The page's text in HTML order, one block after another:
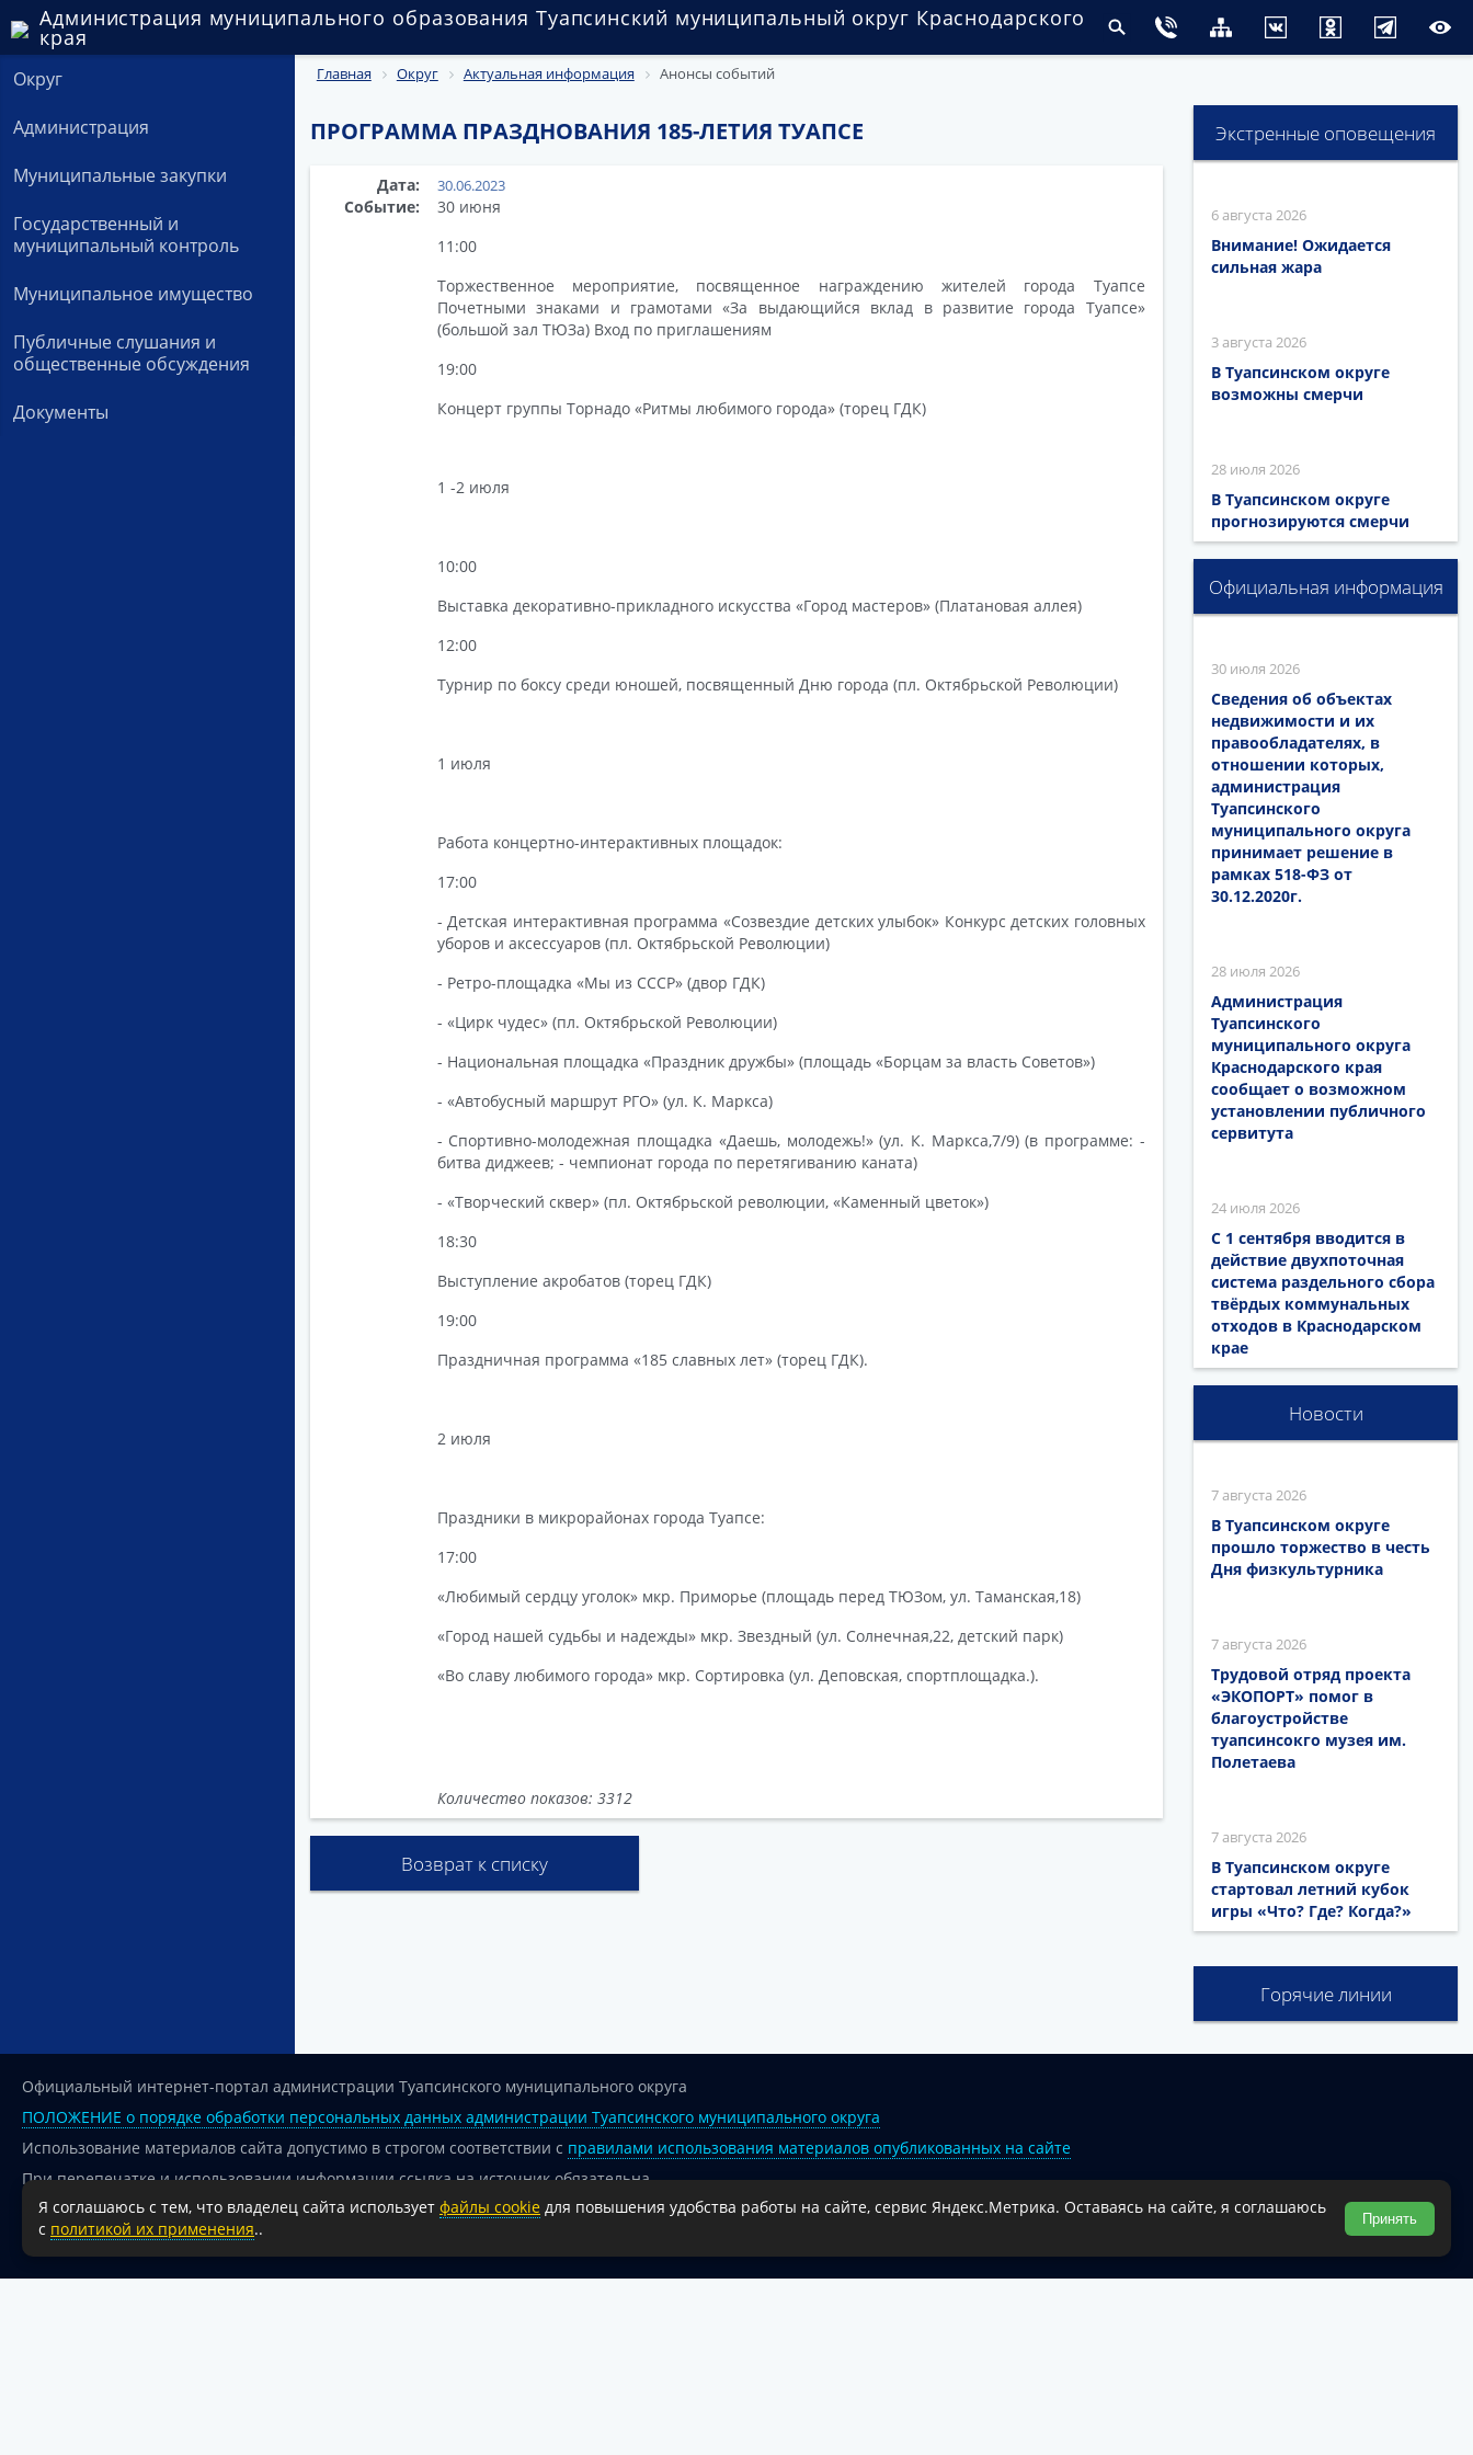
Администрация муниципального образования Туапсинский муниципальный округ Краснодарского
края
Округ
Администрация
Муниципальные закупки
Государственный и
муниципальный контроль
Муниципальное имущество
Публичные слушания и
общественные обсуждения
Документы
Главная Округ Актуальная информация Анонсы событий
ПРОГРАММА ПРАЗДНОВАНИЯ 185-ЛЕТИЯ ТУАПСЕ
Дата: 30.06.2023
Событие:
30 июня
11:00
Торжественное мероприятие, посвященное награждению жителей города Туапсе
Почетными знаками и грамотами «За выдающийся вклад в развитие города Туапсе»
(большой зал ТЮЗа) Вход по приглашениям
19:00
Концерт группы Торнадо «Ритмы любимого города» (торец ГДК)
1 -2 июля
10:00
Выставка декоративно-прикладного искусства «Город мастеров» (Платановая аллея)
12:00
Турнир по боксу среди юношей, посвященный Дню города (пл. Октябрьской Революции)
1 июля
Работа концертно-интерактивных площадок:
17:00
- Детская интерактивная программа «Созвездие детских улыбок» Конкурс детских головных
уборов и аксессуаров (пл. Октябрьской Революции)
- Ретро-площадка «Мы из СССР» (двор ГДК)
- «Цирк чудес» (пл. Октябрьской Революции)
- Национальная площадка «Праздник дружбы» (площадь «Борцам за власть Советов»)
- «Автобусный маршрут РГО» (ул. К. Маркса)
- Спортивно-молодежная площадка «Даешь, молодежь!» (ул. К. Маркса,7/9) (в программе: -
битва диджеев; - чемпионат города по перетягиванию каната)
- «Творческий сквер» (пл. Октябрьской революции, «Каменный цветок»)
18:30
Выступление акробатов (торец ГДК)
19:00
Праздничная программа «185 славных лет» (торец ГДК).
2 июля
Праздники в микрорайонах города Туапсе:
17:00
«Любимый сердцу уголок» мкр. Приморье (площадь перед ТЮЗом, ул. Таманская,18)
«Город нашей судьбы и надежды» мкр. Звездный (ул. Солнечная,22, детский парк)
«Во славу любимого города» мкр. Сортировка (ул. Деповская, спортплощадка.).
Количество показов: 3312
Возврат к списку
Экстренные оповещения
6 августа 2026
Внимание! Ожидается
сильная жара
3 августа 2026
В Туапсинском округе
возможны смерчи
28 июля 2026
В Туапсинском округе
прогнозируются смерчи
Официальная информация
30 июля 2026
Сведения об объектах
недвижимости и их
правообладателях, в
отношении которых,
администрация
Туапсинского
муниципального округа
принимает решение в
рамках 518-ФЗ от
30.12.2020г.
28 июля 2026
Администрация
Туапсинского
муниципального округа
Краснодарского края
сообщает о возможном
установлении публичного
сервитута
24 июля 2026
С 1 сентября вводится в
действие двухпоточная
система раздельного сбора
твёрдых коммунальных
отходов в Краснодарском
крае
Новости
7 августа 2026
В Туапсинском округе
прошло торжество в честь
Дня физкультурника
7 августа 2026
Трудовой отряд проекта
«ЭКОПОРТ» помог в
благоустройстве
туапсинсокго музея им.
Полетаева
7 августа 2026
В Туапсинском округе
стартовал летний кубок
игры «Что? Где? Когда?»
Горячие линии
Официальный интернет-портал администрации Туапсинского муниципального округа
ПОЛОЖЕНИЕ о порядке обработки персональных данных администрации Туапсинского муниципального округа
Использование материалов сайта допустимо в строгом соответствии с правилами использования материалов опубликованных на сайте
При перепечатке и использовании информации ссылка на источник обязательна.
Для сайтов и страниц сети Интернет обязательна активная гиперссылка на официальный интернет-портал администрации Туапсинского муниципального округа.
18+
Я соглашаюсь с тем, что владелец сайта использует файлы cookie для повышения удобства работы на сайте, сервис Яндекс.Метрика. Оставаясь на сайте, я соглашаюсь
с политикой их применения.. Принять